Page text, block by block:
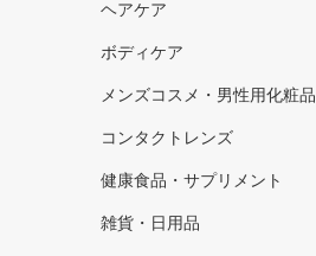
ヘアケア
ボディケア
メンズコスメ・男性用化粧品
コンタクトレンズ
健康食品・サプリメント
雑貨・日用品